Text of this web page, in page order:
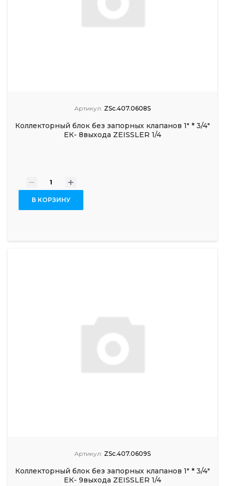
Артикул: ZSc.407.0608S
Коллекторный блок без запорных клапанов 1" * 3/4"
ЕК- 8выхода ZEISSLER 1/4
- +
В КОРЗИНУ
Артикул: ZSc.407.0609S
Коллекторный блок без запорных клапанов 1" * 3/4"
ЕК- 9выхода ZEISSLER 1/4